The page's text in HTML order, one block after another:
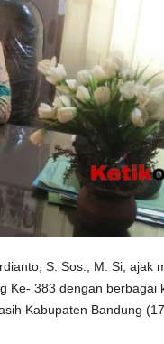
S. Sos., M. Si, ajak
Ke- 383 dengan berbagai
Kabupaten Bandung